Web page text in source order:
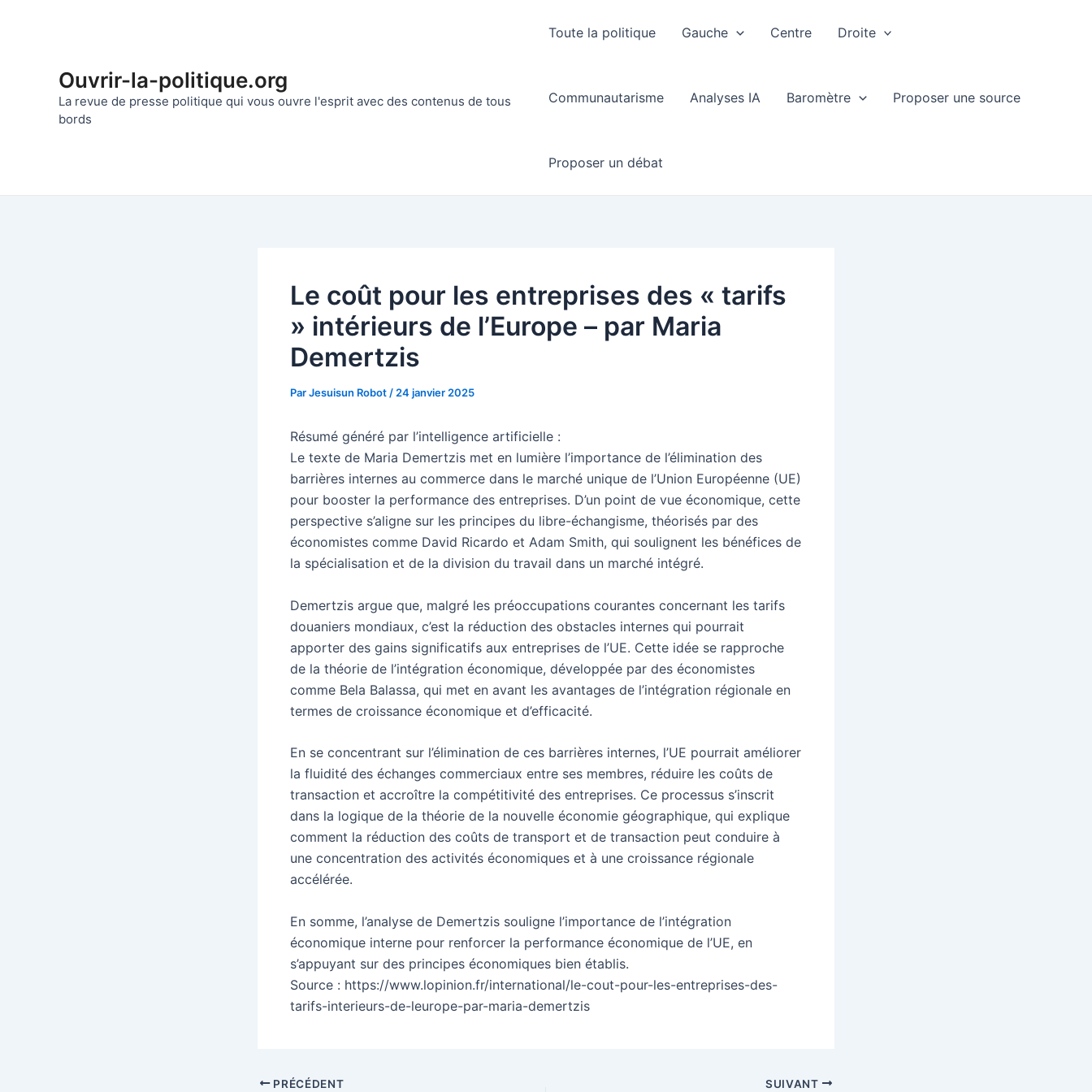
Ouvrir-la-politique.org
La revue de presse politique qui vous ouvre l'esprit avec des contenus de tous
bords
Toute la politique Gauche Centre Droite
Communautarisme Analyses IA Baromètre Proposer une source
Proposer un débat
Le coût pour les entreprises des « tarifs
» intérieurs de l’Europe – par Maria
Demertzis
ParJesuisun Robot / 24 janvier 2025
Résumé généré par l’intelligence artificielle :
Le texte de Maria Demertzis met en lumière l’importance de l’élimination des
barrières internes au commerce dans le marché unique de l’Union Européenne (UE)
pour booster la performance des entreprises. D’un point de vue économique, cette
perspective s’aligne sur les principes du libre-échangisme, théorisés par des
économistes comme David Ricardo et Adam Smith, qui soulignent les bénéfices de
la spécialisation et de la division du travail dans un marché intégré.
Demertzis argue que, malgré les préoccupations courantes concernant les tarifs
douaniers mondiaux, c’est la réduction des obstacles internes qui pourrait
apporter des gains significatifs aux entreprises de l’UE. Cette idée se rapproche
de la théorie de l’intégration économique, développée par des économistes
comme Bela Balassa, qui met en avant les avantages de l’intégration régionale en
termes de croissance économique et d’efficacité.
En se concentrant sur l’élimination de ces barrières internes, l’UE pourrait améliorer
la fluidité des échanges commerciaux entre ses membres, réduire les coûts de
transaction et accroître la compétitivité des entreprises. Ce processus s’inscrit
dans la logique de la théorie de la nouvelle économie géographique, qui explique
comment la réduction des coûts de transport et de transaction peut conduire à
une concentration des activités économiques et à une croissance régionale
accélérée.
En somme, l’analyse de Demertzis souligne l’importance de l’intégration
économique interne pour renforcer la performance économique de l’UE, en
s’appuyant sur des principes économiques bien établis.
Source : https://www.lopinion.fr/international/le-cout-pour-les-entreprises-des-
tarifs-interieurs-de-leurope-par-maria-demertzis
Navigation
PRÉCÉDENT SUIVANT